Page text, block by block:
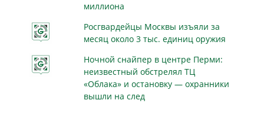
миллиона
Росгвардейцы Москвы изъяли за
месяц около 3 тыс. единиц оружия
Ночной снайпер в центре Перми:
неизвестный обстрелял ТЦ
«Облака» и остановку — охранники
вышли на след